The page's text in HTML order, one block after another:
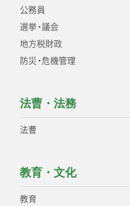
公務員
選挙・議会
地方税財政
防災・危機管理
法曹・法務
法曹
教育・文化
教育